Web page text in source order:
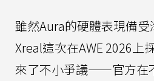
雖然Aura的硬體表現備
Xreal這次在AWE 2026上
來了不小爭議——官方在